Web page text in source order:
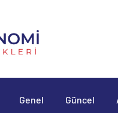
Genel Güncel